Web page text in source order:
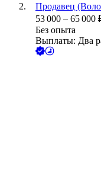
Продавец
53 000 – 65 000
Без опыта
Выплаты: Два